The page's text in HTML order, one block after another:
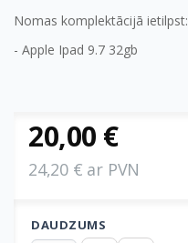
Nomas komplektācijā ietilpst:
- Apple Ipad 9.7 32gb
20,00 €
24,20 € ar PVN
DAUDZUMS